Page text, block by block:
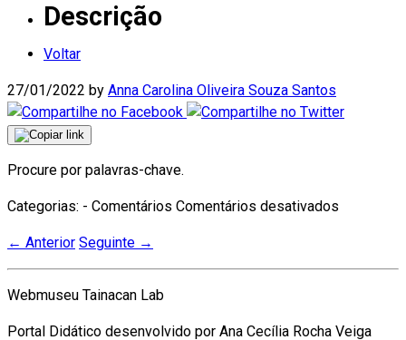
Descrição
Voltar
27/01/2022 by Anna Carolina Oliveira Souza Santos
Procure por palavras-chave.
Categorias: - Comentários Comentários desativados
← Anterior Seguinte →
Webmuseu Tainacan Lab
Portal Didático desenvolvido por Ana Cecília Rocha Veiga